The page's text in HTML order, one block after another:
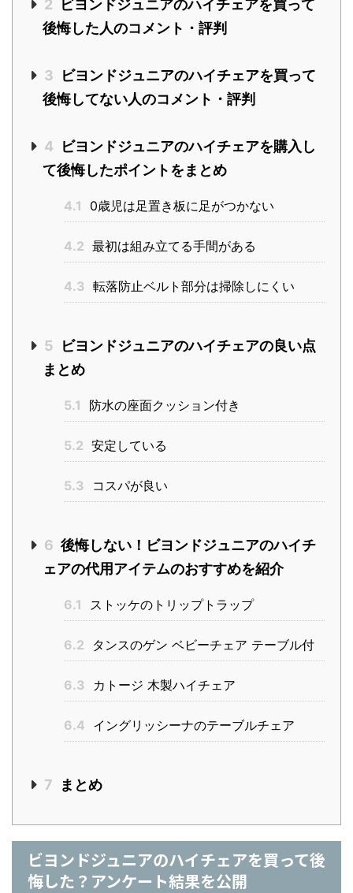
2
ビヨンドジュニアのハイチェアを買って
後悔した人のコメント・評判
3
ビヨンドジュニアのハイチェアを買って
後悔してない人のコメント・評判
4
ビヨンドジュニアのハイチェアを購入し
て後悔したポイントをまとめ
4.1 0歳児は足置き板に足がつかない
4.2 最初は組み立てる手間がある
4.3 転落防止ベルト部分は掃除しにくい
5
ビヨンドジュニアのハイチェアの良い点
まとめ
5.1 防水の座面クッション付き
5.2 安定している
5.3 コスパが良い
6 後悔しない！ビヨンドジュニアのハイチ
ェアの代用アイテムのおすすめを紹介
6.1 ストッケのトリップトラップ
6.2 タンスのゲン ベビーチェア テーブル付
6.3 カトージ 木製ハイチェア
6.4 イングリッシーナのテーブルチェア
7 まとめ
ビヨンドジュニアのハイチェアを買って後
悔した？アンケート結果を公開